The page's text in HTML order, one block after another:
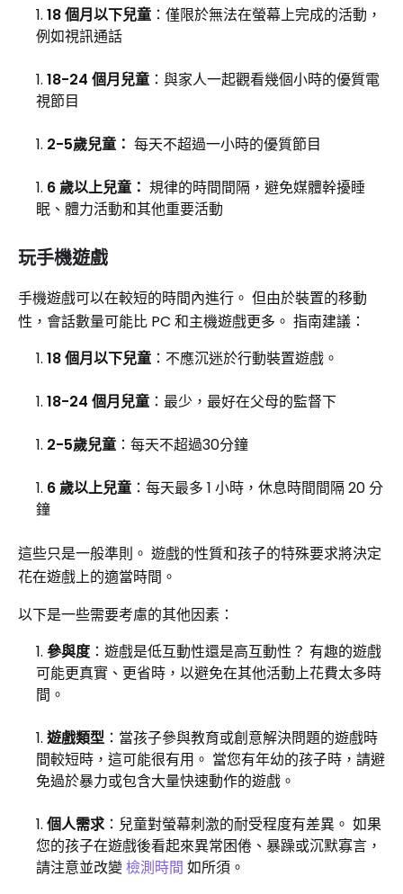
18 個月以下兒童 ：僅限於無法在螢幕上完成的活動，
例如視訊通話
18-24 個月兒童 ：與家人一起觀看幾個小時的優質電
視節目
2-5歲兒童： 每天不超過一小時的優質節目
6 歲以上兒童： 規律的時間間隔，避免媒體幹擾睡
眠、體力活動和其他重要活動
玩手機遊戲
手機遊戲可以在較短的時間內進行。 但由於裝置的移動
性，會話數量可能比 PC 和主機遊戲更多。 指南建議：
18 個月以下兒童 ：不應沉迷於行動裝置遊戲。
18-24 個月兒童 ：最少，最好在父母的監督下
2-5歲兒童 ：每天不超過30分鐘
6 歲以上兒童 ：每天最多 1 小時，休息時間間隔 20 分
鐘
這些只是一般準則。 遊戲的性質和孩子的特殊要求將決定
花在遊戲上的適當時間。
以下是一些需要考慮的其他因素：
參與度：遊戲是低互動性還是高互動性？ 有趣的遊戲
可能更真實、更省時，以避免在其他活動上花費太多時
間。
遊戲類型 ：當孩子參與教育或創意解決問題的遊戲時
間較短時，這可能很有用。 當您有年幼的孩子時，請避
免過於暴力或包含大量快速動作的遊戲。
個人需求：兒童對螢幕刺激的耐受程度有差異。 如果
您的孩子在遊戲後看起來異常困倦、暴躁或沉默寡言，
請注意並改變檢測時間 如所須。